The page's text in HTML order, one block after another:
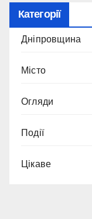
Категорії
Дніпровщина
Місто
Огляди
Події
Цікаве